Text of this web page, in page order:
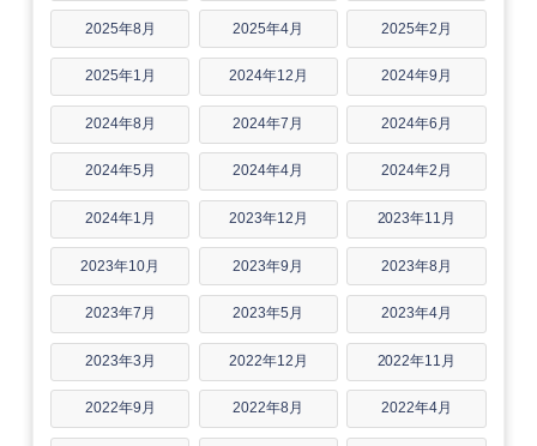
2025年8月 2025年4月 2025年2月
2025年1月 2024年12月 2024年9月
2024年8月 2024年7月 2024年6月
2024年5月 2024年4月 2024年2月
2024年1月 2023年12月 2023年11月
2023年10月 2023年9月 2023年8月
2023年7月 2023年5月 2023年4月
2023年3月 2022年12月 2022年11月
2022年9月 2022年8月 2022年4月